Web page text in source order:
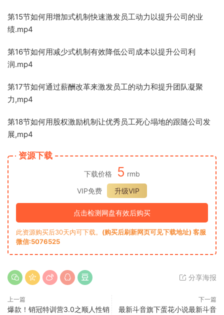
第15节如何用增加式机制快速激发员工动力以提升公司的业
绩.mp4
第16节如何用减少式机制有效降低公司成本以提升公司利
润.mp4
第17节如何通过薪酬改革来激发员工的动力和提升团队凝聚
力,mp4
第18节如何用股权激励机制让优秀员工死心塌地的跟随公司发
展,mp4
资源下载
下载价格 5 rmb
VIP免费
升级VIP
点击检测网盘有效后购买
此资源购买后30天内可下载。 (购买后刷新网页可见下载地址) 客服
微信:5076525
分享海报
上一篇
爆款！销冠特训营3.0之顺人性销
下一篇
最新斗音旗下蛋花小说最新斗音